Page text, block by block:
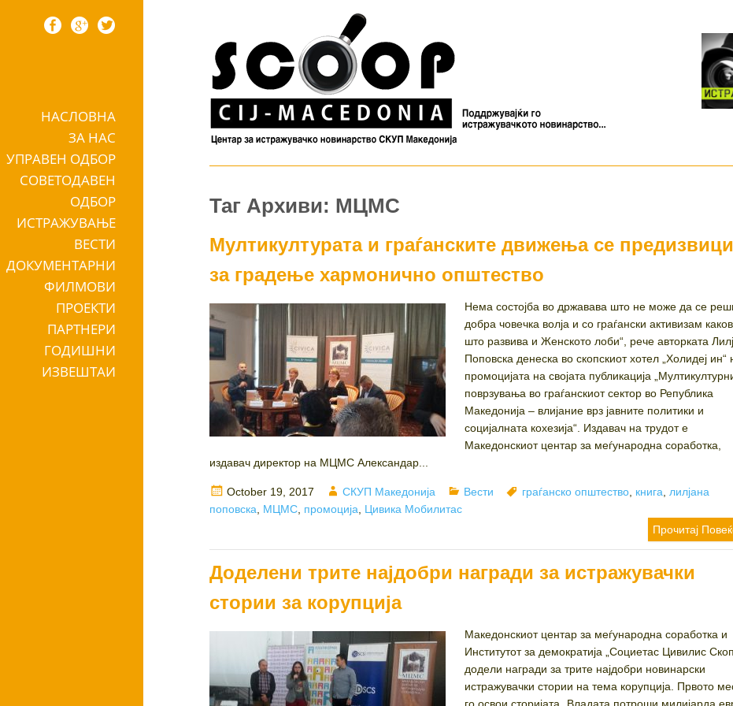
Skip to contentНАСЛОВНА
ЗА НАС
УПРАВЕН ОДБОР
СОВЕТОДАВЕН
ОДБОР
ИСТРАЖУВАЊЕ
ВЕСТИ
ДОКУМЕНТАРНИ
ФИЛМОВИ
ПРОЕКТИ
ПАРТНЕРИ
ГОДИШНИ
ИЗВЕШТАИ
Таг Архиви: МЦМС
Мултикултурата и граѓанските движења се предизвици
за градење хармонично општество
Нема состојба во државава што не може да се
добра човечка волја и со граѓански активизам каков
што развива и Женското лоби“, рече авторката
Поповска денеска во скопскиот хотел „Холидеј ин“
промоцијата на својата публикација
поврзувања во граѓанскиот сектор во Република
Македонија – влијание врз јавните политики и
социјалната кохезија“. Издавач на трудот е
Македонскиот центар за меѓународна соработка,
издавач директор на МЦМС Александар...
Posted
on
October 19, 2017 Author
СКУП Македонија Categories
Вести Tags
граѓанско општество книга
лилјана
поповска
МЦМС промоција
Цивика Мобилитас
Прочитај
Доделени трите најдобри награди за истражувачки
стории за корупција
Македонскиот центар за меѓународна соработка и
Институтот за демократија „Социетас Цивилис
додели награди за трите најдобри новинарски
истражувачки стории на тема корупција. Првото